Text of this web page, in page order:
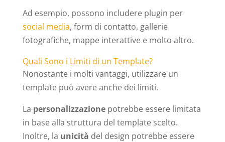
Ad esempio, possono includere plugin per
social media, form di contatto, gallerie
fotografiche, mappe interattive e molto altro.
Quali Sono i Limiti di un Template?
Nonostante i molti vantaggi, utilizzare un
template può avere anche dei limiti.
La personalizzazionepotrebbe essere limitata
in base alla struttura del template scelto.
Inoltre, la unicità del design potrebbe essere